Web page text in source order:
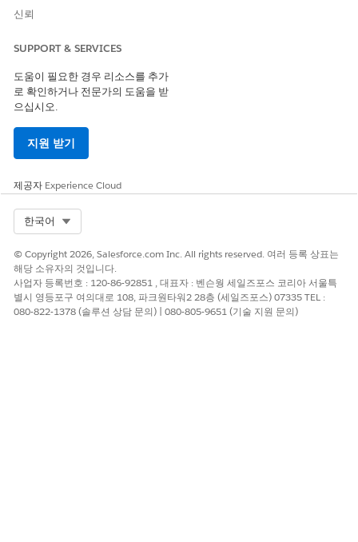
신뢰
SUPPORT & SERVICES
도움이 필요한 경우 리소스를 추가
로 확인하거나 전문가의 도움을 받
으십시오.
지원 받기
제공자 Experience Cloud
한국어
© Copyright 2026, Salesforce.com Inc. All rights reserved. 여러 등록 상표는
해당 소유자의 것입니다.
사업자 등록번호 : 120-86-92851 , 대표자 : 벤슨웡 세일즈포스 코리아 서울특
별시 영등포구 여의대로 108, 파크원타워2 28층 (세일즈포스) 07335 TEL :
080-822-1378 (솔루션 상담 문의) | 080-805-9651 (기술 지원 문의)